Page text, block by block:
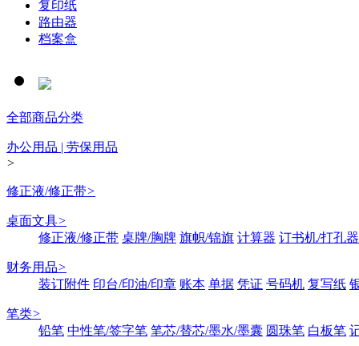
复印纸
路由器
档案盒
全部商品分类
办公用品 | 劳保用品
>
修正液/修正带>
桌面文具>
修正液/修正带 桌牌/胸牌 旗帜/锦旗 计算器 订书机/打孔器
财务用品>
装订附件 印台/印油/印章 账本 单据 凭证 号码机 复写纸
笔类>
铅笔 中性笔/签字笔 笔芯/替芯/墨水/墨囊 圆珠笔 白板笔